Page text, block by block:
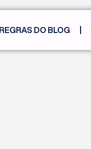
REGRAS DO BLOG